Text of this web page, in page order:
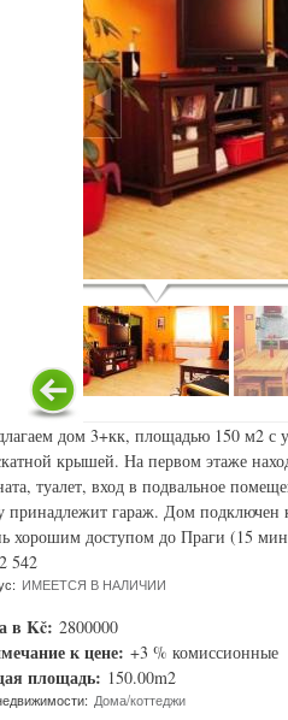
дом 3+кк, площадью 150 м2 с
крышей. На первом этаже
туалет, вход в подвальное
принадлежит гараж. Дом подключен
хорошим доступом до Праги (15
2 542
ИМЕЕТСЯ В НАЛИЧИИ
в Kč: 2800000
к цене: +3 % комиссионные
площадь: 150.00m2
Дома/коттеджи